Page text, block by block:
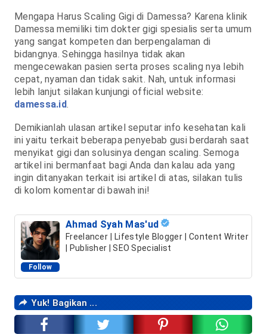
Mengapa Harus Scaling Gigi di Damessa? Karena klinik
Damessa memiliki tim dokter gigi spesialis serta umum
yang sangat kompeten dan berpengalaman di
bidangnya. Sehingga hasilnya tidak akan
mengecewakan pasien serta proses scaling nya lebih
cepat, nyaman dan tidak sakit. Nah, untuk informasi
lebih lanjut silakan kunjungi official website:
damessa.id.
Demikianlah ulasan artikel seputar info kesehatan kali
ini yaitu terkait beberapa penyebab gusi berdarah saat
menyikat gigi dan solusinya dengan scaling. Semoga
artikel ini bermanfaat bagi Anda dan kalau ada yang
ingin ditanyakan terkait isi artikel di atas, silakan tulis
di kolom komentar di bawah ini!
Follow
Ahmad Syah Mas'ud
Freelancer | Lifestyle Blogger | Content Writer
| Publisher | SEO Specialist
Yuk! Bagikan ...